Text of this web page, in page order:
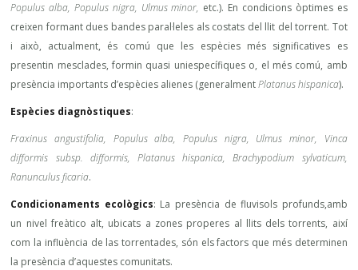
Populus alba, Populus nigra, Ulmus minor, etc.). En condicions òptimes es
creixen formant dues bandes paral·leles als costats del llit del torrent. Tot
i això, actualment, és comú que les espècies més significatives es
presentin mesclades, formin quasi uniespecífiques o, el més comú, amb
presència importants d’espècies alienes (generalmentPlatanus hispanica).
Espècies diagnòstiques:
Fraxinus angustifolia, Populus alba, Populus nigra, Ulmus minor, Vinca
difformis subsp. difformis, Platanus hispanica, Brachypodium sylvaticum,
Ranunculus ficaria.
Condicionaments ecològics: La presència de fluvisols profunds,amb
un nivel freàtico alt, ubicats a zones properes al llits dels torrents, així
com la influència de las torrentades, són els factors que més determinen
la presència d’aquestes comunitats.